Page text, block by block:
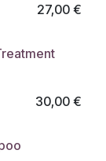
27,00€
30,00€